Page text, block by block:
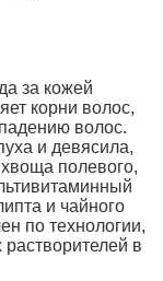
за кожей
корни волос,
волос.
и девясила,
полевого,
и чайного
по технологии,
в